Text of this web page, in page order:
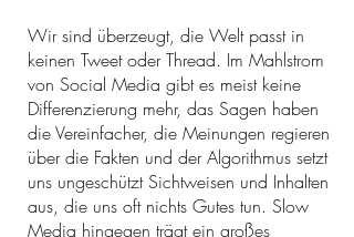
Wir sind überzeugt, die Welt passt in
keinen Tweet oder Thread. Im Mahlstrom
von Social Media gibt es meist keine
Differenzierung mehr, das Sagen haben
die Vereinfacher, die Meinungen regieren
über die Fakten und der Algorithmus setzt
uns ungeschützt Sichtweisen und Inhalten
aus, die uns oft nichts Gutes tun. Slow
Media hingegen trägt ein großes